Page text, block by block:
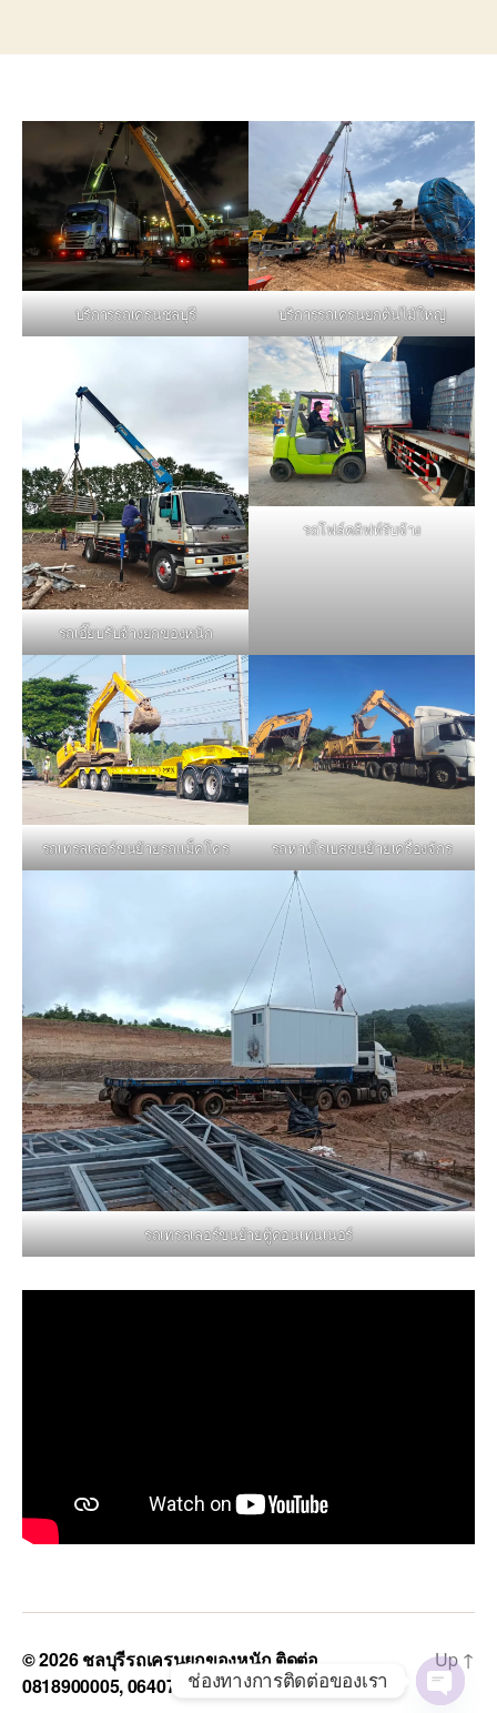
บริการรถเครนชลบุรี บริการรถเครนยกต้นไม้ใหญ่
รถเฮี๊ยบรับจ้างยกของหนัก
รถโฟล์คลิฟท์รับจ้าง
รถเทรลเลอร์ขนย้ายรถแม็คโคร รถหางโรเบสขนย้ายเครื่องจักร
รถเทรลเลอร์ขนย้ายตู้คอนเทนเนอร์
© 2026ชลบุรีรถเครนยกของหนัก ติดต่อ
0818900005, 0640711613, 0800628488
Up↑
ช่องทางการติดต่อของเรา